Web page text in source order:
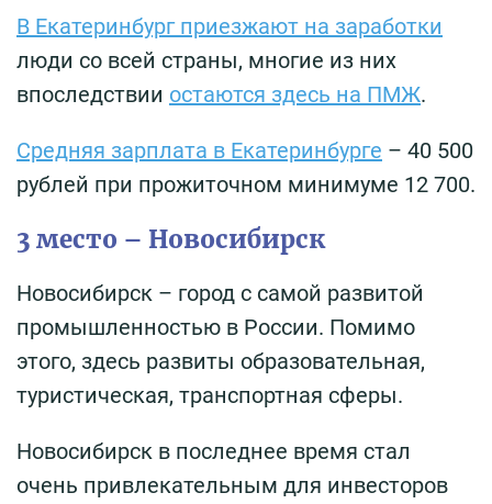
В Екатеринбург приезжают на заработки
люди со всей страны, многие из них
впоследствии остаются здесь на ПМЖ.
Средняя зарплата в Екатеринбурге – 40 500
рублей при прожиточном минимуме 12 700.
3 место – Новосибирск
Новосибирск – город с самой развитой
промышленностью в России. Помимо
этого, здесь развиты образовательная,
туристическая, транспортная сферы.
Новосибирск в последнее время стал
очень привлекательным для инвесторов